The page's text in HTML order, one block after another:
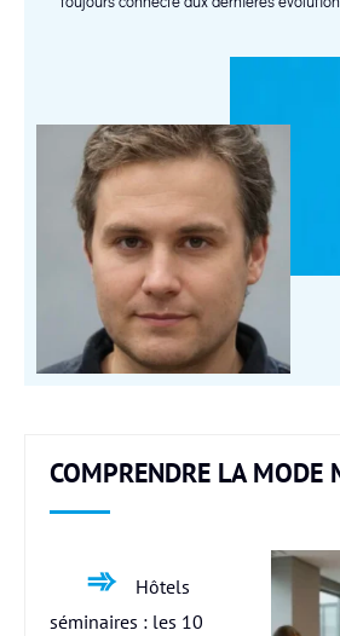
COMPRENDRE LA MODE
Hôtels
séminaires : les 10